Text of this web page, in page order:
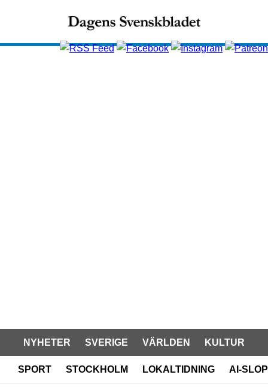
NYHETER SVERIGE VÄRLDEN KULTUR
SPORT STOCKHOLM LOKALTIDNING AI-SLOP